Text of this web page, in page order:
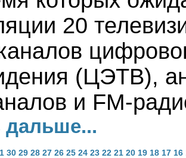
20
(ЦЭТВ),
и FM-
дальше...
30 29 28 27 26 25 24 23 22 21 20 19 18 17 16